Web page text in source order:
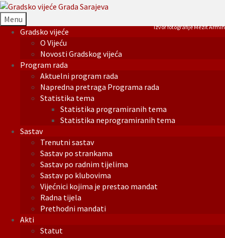
Menu
Gradsko vijeće
O Vijeću
Novosti Gradskog vijeća
Program rada
Aktuelni program rada
Napredna pretraga Programa rada
Statistika tema
Statistika programiranih tema
Statistika neprogramiranih tema
Sastav
Trenutni sastav
Sastav po strankama
Sastav po radnim tijelima
Sastav po klubovima
Vijećnici kojima je prestao mandat
Radna tijela
Prethodni mandati
Akti
Statut
Izvor fotografije Mezit Armin